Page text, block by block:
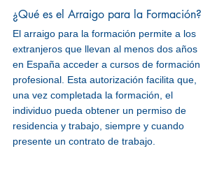
¿Qué es el Arraigo para la Formación?
El arraigo para la formación permite a los
extranjeros que llevan al menos dos años
en España acceder a cursos de formación
profesional. Esta autorización facilita que,
una vez completada la formación, el
individuo pueda obtener un permiso de
residencia y trabajo, siempre y cuando
presente un contrato de trabajo.